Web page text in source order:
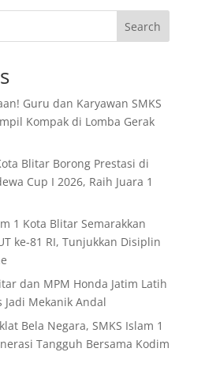
Search
Guru dan Karyawan SMKS
Kompak di Lomba Gerak
Blitar Borong Prestasi di
Cup I 2026, Raih Juara 1
1 Kota Blitar Semarakkan
ke-81 RI, Tunjukkan Disiplin
dan MPM Honda Jatim Latih
Mekanik Andal
Bela Negara, SMKS Islam 1
Tangguh Bersama Kodim